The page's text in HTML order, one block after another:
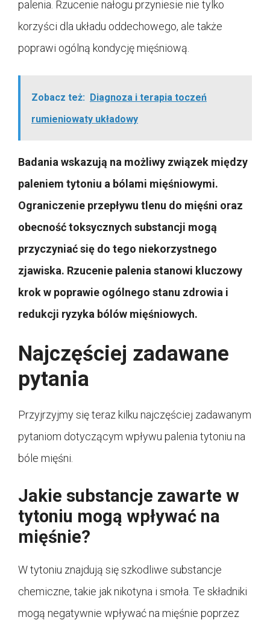
palenia. Rzucenie nałogu przyniesie nie tylko
korzyści dla układu oddechowego, ale także
poprawi ogólną kondycję mięśniową.
Zobacz też: Diagnoza i terapia toczeń
rumieniowaty układowy
Badania wskazują na możliwy związek między
paleniem tytoniu a bólami mięśniowymi.
Ograniczenie przepływu tlenu do mięśni oraz
obecność toksycznych substancji mogą
przyczyniać się do tego niekorzystnego
zjawiska. Rzucenie palenia stanowi kluczowy
krok w poprawie ogólnego stanu zdrowia i
redukcji ryzyka bólów mięśniowych.
Najczęściej zadawane
pytania
Przyjrzyjmy się teraz kilku najczęściej zadawanym
pytaniom dotyczącym wpływu palenia tytoniu na
bóle mięśni.
Jakie substancje zawarte w
tytoniu mogą wpływać na
mięśnie?
W tytoniu znajdują się szkodliwe substancje
chemiczne, takie jak nikotyna i smoła. Te składniki
mogą negatywnie wpływać na mięśnie poprzez